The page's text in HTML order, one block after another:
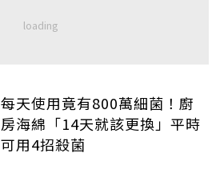
每天使用竟有800萬細菌！廚
房海綿「14天就該更換」平時
可用4招殺菌